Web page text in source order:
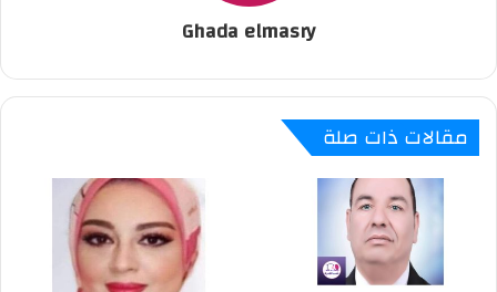
Ghada elmasry
مقالات ذات صلة